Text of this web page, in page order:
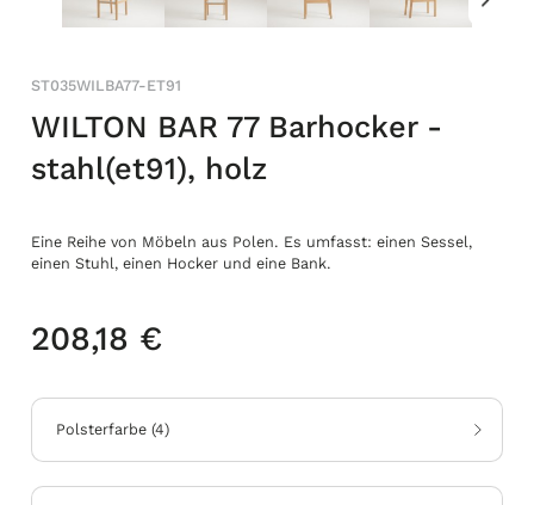
ST035WILBA77-ET91
WILTON BAR 77 Barhocker -
stahl(et91), holz
Eine Reihe von Möbeln aus Polen. Es umfasst: einen Sessel,
einen Stuhl, einen Hocker und eine Bank.
208,18 €
Polsterfarbe (4)